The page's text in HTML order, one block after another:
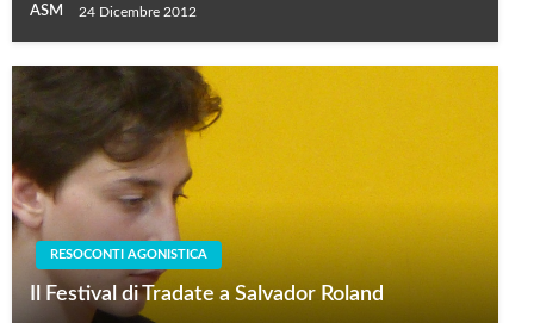
ASM 24 Dicembre 2012
RESOCONTI AGONISTICA
Il Festival di Tradate a Salvador Roland